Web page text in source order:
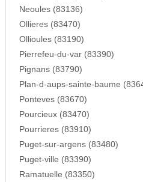
Neoules (83136)
Ollieres (83470)
Ollioules (83190)
Pierrefeu-du-var (83390)
Pignans (83790)
Plan-d-aups-sainte-baume
Ponteves (83670)
Pourcieux (83470)
Pourrieres (83910)
Puget-sur-argens (83480)
Puget-ville (83390)
Ramatuelle (83350)